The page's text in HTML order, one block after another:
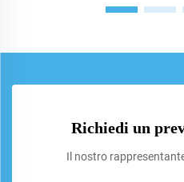
Richiedi un
Il nostro